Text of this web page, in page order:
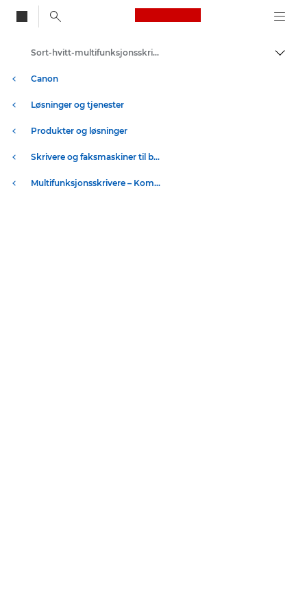
Canon Logo, back
Canon
Løsninger og tjenester
Produkter og løsninger
Skrivere og faksmaskiner til bedrifter
Multifunksjonsskrivere – Kompakte skrivere
Sort-hvitt-multifunksjonsskrivere